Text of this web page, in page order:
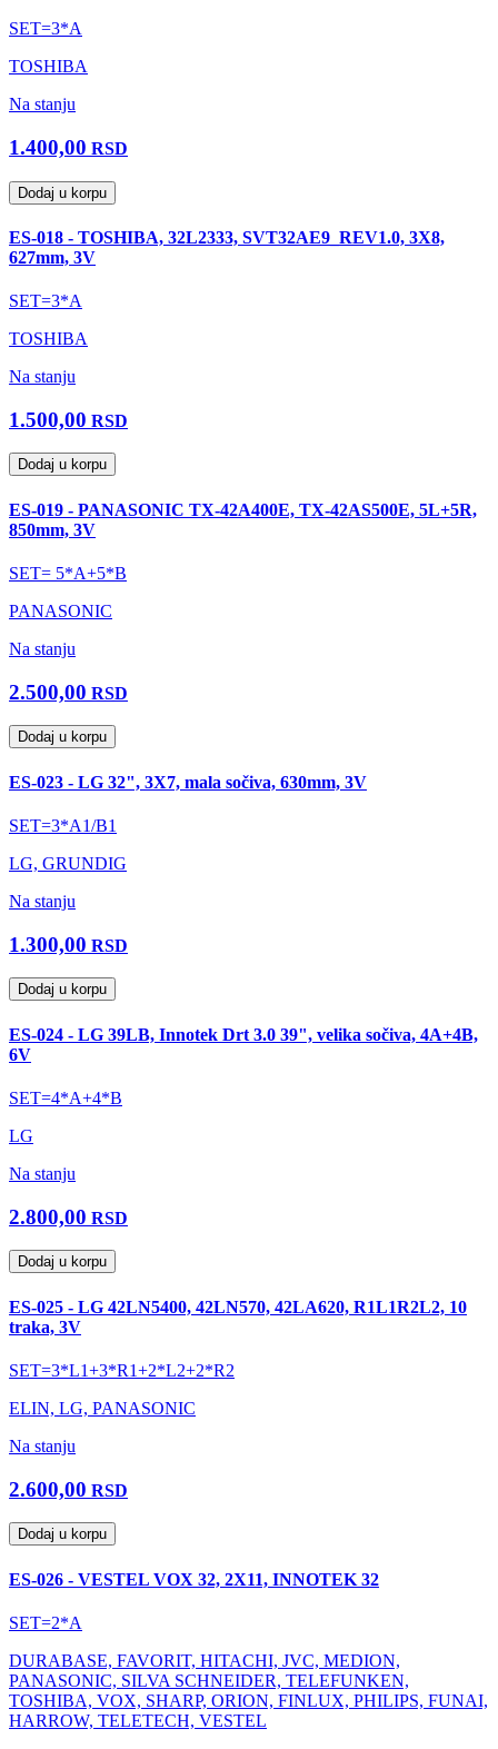
SET=3*A
TOSHIBA
Na stanju
1.400,00 RSD
Dodaj u korpu
ES-018 - TOSHIBA, 32L2333, SVT32AE9_REV1.0, 3X8,
627mm, 3V
SET=3*A
TOSHIBA
Na stanju
1.500,00 RSD
Dodaj u korpu
ES-019 - PANASONIC TX-42A400E, TX-42AS500E, 5L+5R,
850mm, 3V
SET= 5*A+5*B
PANASONIC
Na stanju
2.500,00 RSD
Dodaj u korpu
ES-023 - LG 32", 3X7, mala sočiva, 630mm, 3V
SET=3*A1/B1
LG, GRUNDIG
Na stanju
1.300,00 RSD
Dodaj u korpu
ES-024 - LG 39LB, Innotek Drt 3.0 39", velika sočiva, 4A+4B,
6V
SET=4*A+4*B
LG
Na stanju
2.800,00 RSD
Dodaj u korpu
ES-025 - LG 42LN5400, 42LN570, 42LA620, R1L1R2L2, 10
traka, 3V
SET=3*L1+3*R1+2*L2+2*R2
ELIN, LG, PANASONIC
Na stanju
2.600,00 RSD
Dodaj u korpu
ES-026 - VESTEL VOX 32, 2X11, INNOTEK 32
SET=2*A
DURABASE, FAVORIT, HITACHI, JVC, MEDION,
PANASONIC, SILVA SCHNEIDER, TELEFUNKEN,
TOSHIBA, VOX, SHARP, ORION, FINLUX, PHILIPS, FUNAI,
HARROW, TELETECH, VESTEL